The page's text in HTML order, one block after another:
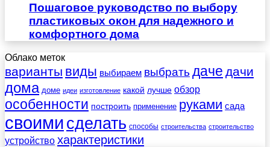
Пошаговое руководство по выбору
пластиковых окон для надежного и
комфортного дома
Облако меток
варианты виды выбираем выбрать даче дачи
дома доме идеи изготовление какой лучше обзор
особенности построить применение руками сада
своими сделать способы строительства строительство
устройство характеристики